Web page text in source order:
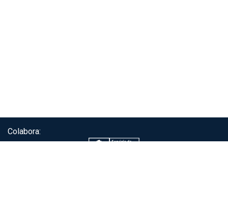
Colabora: